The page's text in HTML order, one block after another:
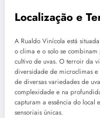
Localização e
A Rualdo Vinícola está
o clima e o solo se
cultivo de uvas. O terroir da
diversidade de microclimas
de diversas variedades de
complexidade e na
capturam a essência do local
sensoriais únicas.